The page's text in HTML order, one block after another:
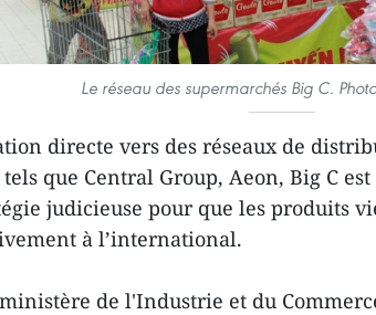
Le réseau des supermarchés Big C.
directe vers des réseaux de
tels que Central Group, Aeon, Big C
judicieuse pour que les produits
à l’international.
de l'Industrie et du